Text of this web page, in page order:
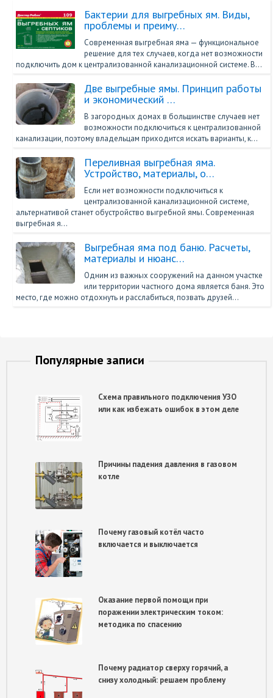
Бактерии для выгребных ям. Виды,
проблемы и преиму…
Современная выгребная яма — функциональное
решение для тех случаев, когда нет возможности
подключить дом к централизованной канализационной системе. В…
Две выгребные ямы. Принцип работы
и экономический …
В загородных домах в большинстве случаев нет
возможности подключиться к централизованной
канализации, поэтому владельцам приходится искать варианты, к…
Переливная выгребная яма.
Устройство, материалы, о…
Если нет возможности подключиться к
централизованной канализационной системе,
альтернативой станет обустройство выгребной ямы. Современная
выгребная я…
Выгребная яма под баню. Расчеты,
материалы и нюанс…
Одним из важных сооружений на данном участке
или территории частного дома является баня. Это
место, где можно отдохнуть и расслабиться, позвать друзей…
Популярные записи
Схема правильного подключения УЗО
или как избежать ошибок в этом деле
Причины падения давления в газовом
котле
Почему газовый котёл часто
включается и выключается
Оказание первой помощи при
поражении электрическим током:
методика по спасению
Почему радиатор сверху горячий, а
снизу холодный: решаем проблему